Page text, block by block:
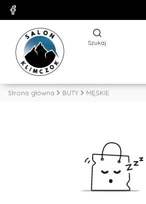
Otwórz
Szukaj
Strona główna BUTY MĘSKIE